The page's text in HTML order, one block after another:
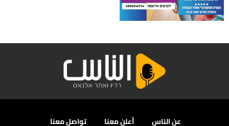
عن الناس أعلن معنا تواصل معنا